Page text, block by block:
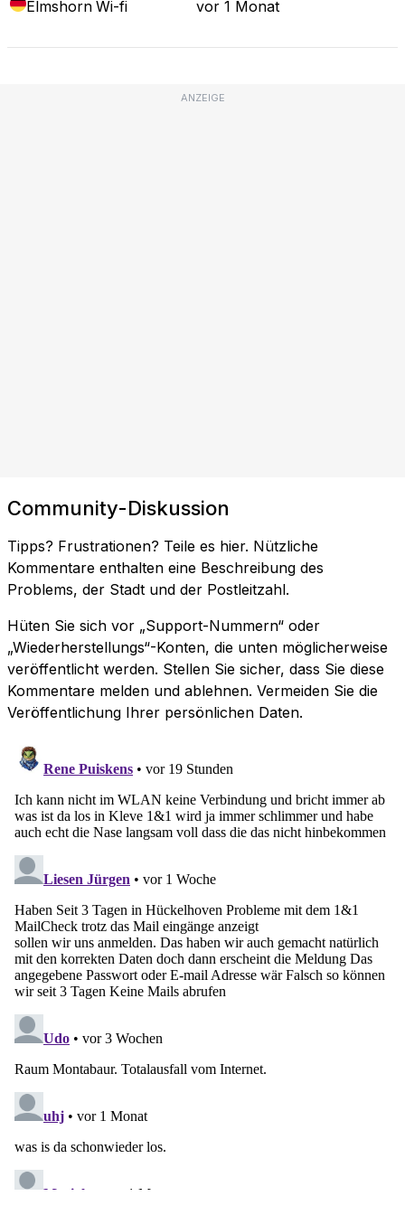
Elmshorn Wi-fi vor 1 Monat
ANZEIGE
Community-Diskussion
Tipps? Frustrationen? Teile es hier. Nützliche
Kommentare enthalten eine Beschreibung des
Problems, der Stadt und der Postleitzahl.
Hüten Sie sich vor „Support-Nummern“ oder
„Wiederherstellungs“-Konten, die unten möglicherweise
veröffentlicht werden. Stellen Sie sicher, dass Sie diese
Kommentare melden und ablehnen. Vermeiden Sie die
Veröffentlichung Ihrer persönlichen Daten.